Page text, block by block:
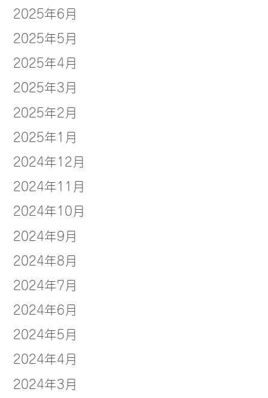
2025年6月
2025年5月
2025年4月
2025年3月
2025年2月
2025年1月
2024年12月
2024年11月
2024年10月
2024年9月
2024年8月
2024年7月
2024年6月
2024年5月
2024年4月
2024年3月